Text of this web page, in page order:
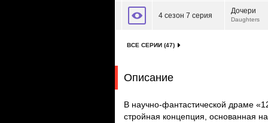
4 сезон 7 серия
Дочери
Daughters
ВСЕ СЕРИИ (47)
Описание
В научно-фантастической драме
стройная концепция, основанная